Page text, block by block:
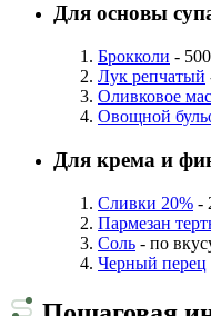
Для основы
Брокколи -
Лук репчатый
Оливковое
Овощной
Для крема и
Сливки 20% -
Пармезан
Соль - по
Черный перец